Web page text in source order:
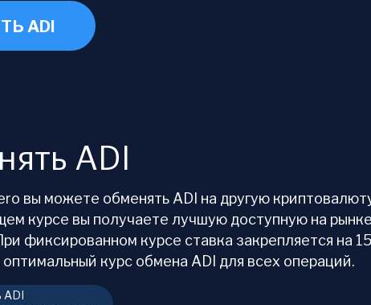
ADI
ADI
вы можете обменять ADI на другую
курсе вы получаете лучшую доступную на
фиксированном курсе ставка закрепляется на
оптимальный курс обмена ADI для всех операций.
ADI